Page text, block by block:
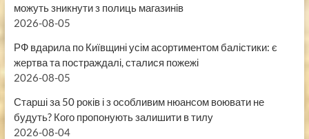
можуть зникнути з полиць магазинів
2026-08-05
РФ вдарила по Київщині усім асортиментом балістики: є
жертва та постраждалі, сталися пожежі
2026-08-05
Старші за 50 років і з особливим нюансом воювати не
будуть? Кого пропонують залишити в тилу
2026-08-04